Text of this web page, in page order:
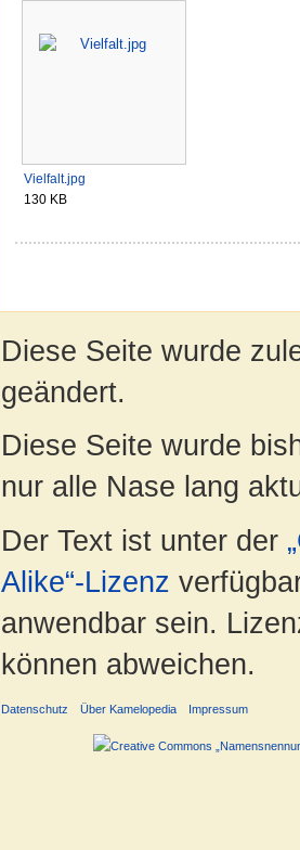
Vielfalt.jpg
130 KB
Diese Seite wurde
geändert.
Diese Seite wurde
nur alle Nase lang
Der Text ist unter der
Alike“-Lizenz
anwendbar sein.
können abweichen.
Datenschutz Über Kamelopedia Impressum